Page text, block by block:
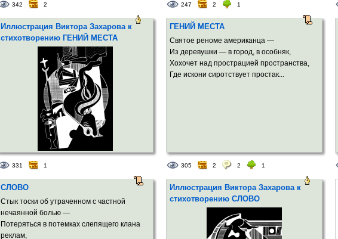
342 2 247 2 1
Иллюстрация Виктора Захарова к
стихотворению ГЕНИЙ МЕСТА
331 1
ГЕНИЙ МЕСТА
Святое реноме американца —
Из деревушки — в город, в особняк,
Хохочет над прострацией пространства,
Где искони сиротствует простак...
305 2 2 1
СЛОВО
Стык тоски об утраченном с частной
нечаянной болью —
Потеряться в потемках слепящего клана
реклам,
Иллюстрация Виктора Захарова к
стихотворению СЛОВО